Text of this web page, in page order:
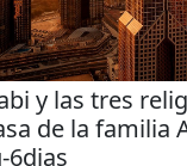
y las tres
de la familia
6dias